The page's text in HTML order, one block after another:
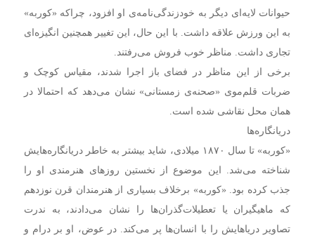
حیوانات لایه‌ای دیگر به خودزندگی‌نامه‌ی او افزود، چراکه «کوربه»
به این ورزش علاقه داشت. با این حال، این تغییر همچنین انگیزه‌ای
تجاری داشت. مناظر خوب فروش می‌رفتند.
برخی از این مناظر در فضای باز اجرا شدند، مقیاس کوچک و
ضربات قلم‌موی «صحنه‌ی زمستانی» نشان می‌دهد که احتمالا در
همان محل نقاشی شده است.
دریانگاره‌ها
«کوربه» تا سال ۱۸۷۰ میلادی، شاید بیشتر به خاطر دریانگاره‌هایش
شناخته می‌شد. این موضوع از نخستین روزهای هنرمندی او را
جذب کرده بود. «کوربه» برخلاف بسیاری از هنرمندان قرن نوزدهم
که ماهیگیران یا تعطیلات‌گذران‌ها را نشان می‌دادند، به ندرت
تصاویر دریاهایش را با انسان‌ها پر می‌کند. در عوض، او بر درام و